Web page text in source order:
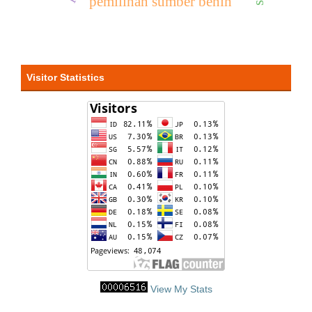
Visitor Statistics
View My Stats